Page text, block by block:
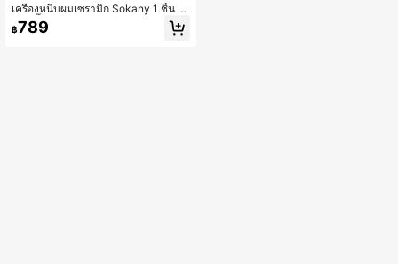
เครื่องหนีบผมเซรามิก Sokany 1 ชิ้น (แ
บบปลั๊ก) HS-976 พร้อมระบบทำความร้
อนเร็ว น้ำมันผมโปรตีน ภายนอกป้องกัน
฿789